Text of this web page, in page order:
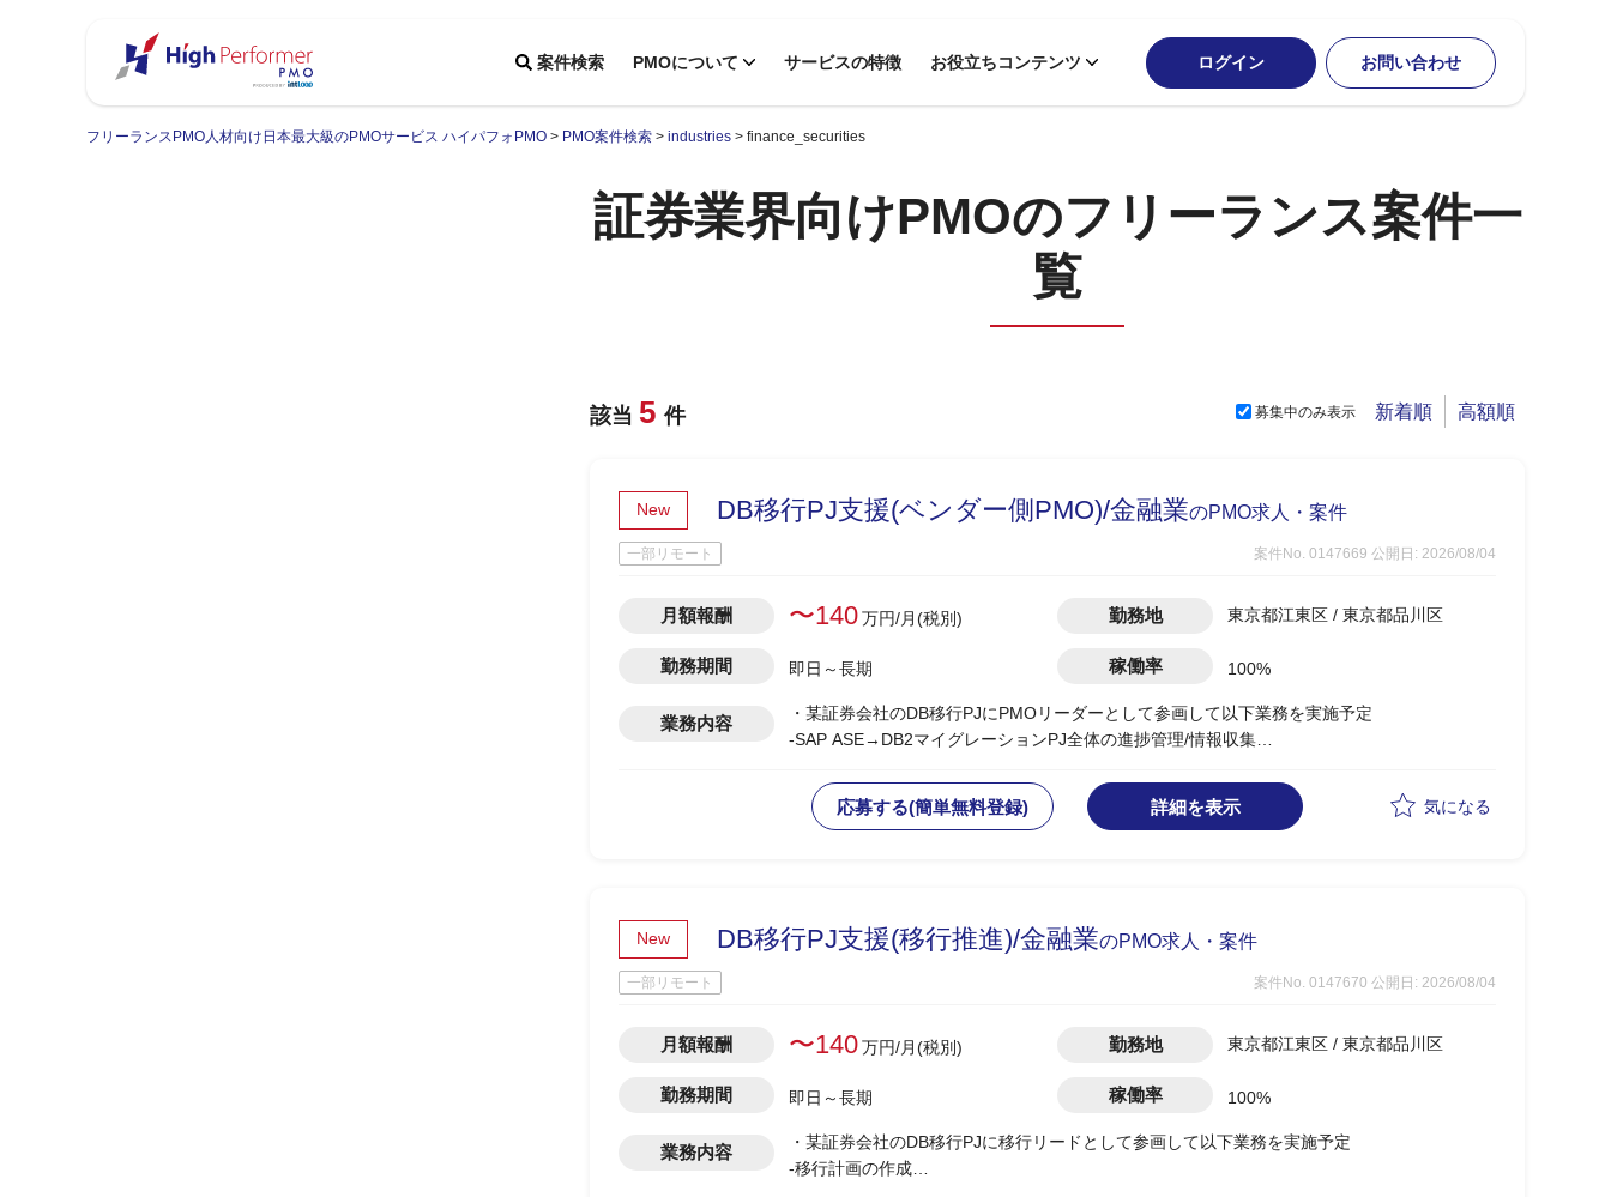
案件検索 PMOについて サービスの特徴 お役立ちコンテンツ ログイン お問い合わせ
フリーランスPMO人材向け日本最大級のPMOサービス ハイパフォPMO > PMO案件検索 > industries > finance_securities
証券業界向けPMOのフリーランス案件一
覧
該当 5 件 募集中のみ表示 新着順 高額順
New DB移行PJ支援(ベンダー側PMO)/金融業のPMO求人・案件
一部リモート 案件No. 0147669 公開日: 2026/08/04
月額報酬 〜140万円/月(税別) 勤務地 東京都江東区 / 東京都品川区
勤務期間 即日～長期 稼働率 100%
業務内容
・某証券会社のDB移行PJにPMOリーダーとして参画して以下業務を実施予定
-SAP ASE→DB2マイグレーションPJ全体の進捗管理/情報収集
-製造/単体/結合/総合テスト(3パラレル進行)の全体スケジュール管理
-PJ運営ルールの策定/開発環境整備
応募する(簡単無料登録) 詳細を表示 気になる
New DB移行PJ支援(移行推進)/金融業のPMO求人・案件
一部リモート 案件No. 0147670 公開日: 2026/08/04
月額報酬 〜140万円/月(税別) 勤務地 東京都江東区 / 東京都品川区
勤務期間 即日～長期 稼働率 100%
業務内容
・某証券会社のDB移行PJに移行リードとして参画して以下業務を実施予定
-移行計画の作成